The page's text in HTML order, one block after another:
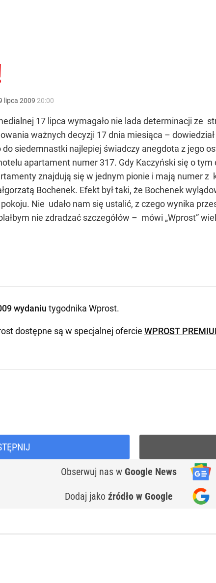
lipca 2009 20:00
17 lipca wymagało nie lada determinacji ze
ważnych decyzji 17 dnia miesiąca –
siedemnastki najlepiej świadczy anegdota z jego
apartament numer 317. Gdy Kaczyński się o tym
znajdują się w jednym pionie i mają numer z
Bochenek. Efekt był taki, że Bochenek
Nie udało nam się ustalić, z czego wynika
nie zdradzać szczegółów – mówi „Wprost”
wydaniu tygodnika Wprost.
dostępne są w specjalnej ofercie WPROST
Obserwuj nas w Google News
Dodaj jako źródło w Google